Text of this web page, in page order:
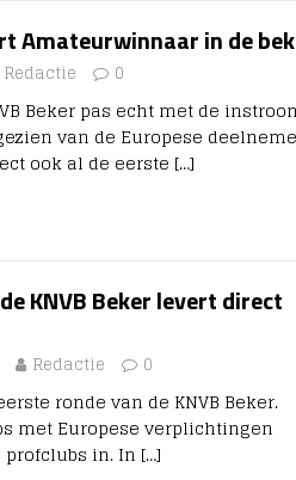
Amateurwinnaar in de
Redactie 0
Beker pas echt met de
van de Europese
ook al de eerste […]
KNVB Beker levert direct
Redactie 0
ronde van de KNVB Beker.
met Europese verplichtingen
in. In […]